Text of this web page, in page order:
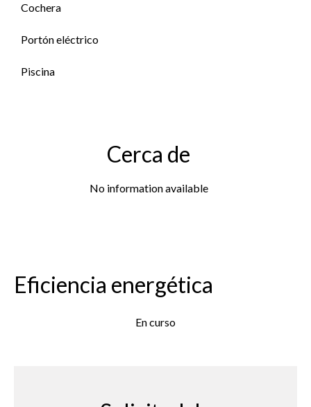
Cochera
Portón eléctrico
Piscina
Cerca de
No information available
Eficiencia energética
En curso